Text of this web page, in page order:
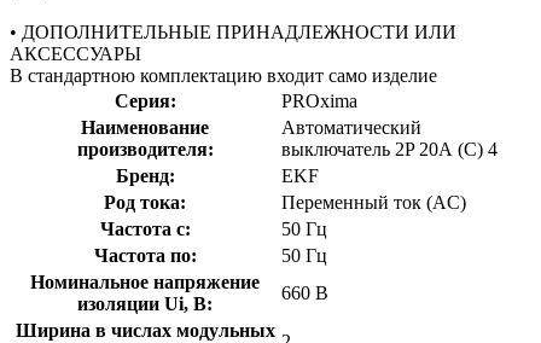
• ДОПОЛНИТЕЛЬНЫЕ ПРИНАДЛЕЖНОСТИ ИЛИ
АКСЕССУАРЫ
В стандартною комплектацию входит само изделие
Серия:
PROxima
Наименование
производителя:
Автоматический
выключатель 2P 20А (C) 4
Бренд:
EKF
Род тока:
Переменный ток (AC)
Частота с:
50 Гц
Частота по:
50 Гц
Номинальное напряжение
изоляции Ui, В:
660 В
Ширина в числах модульных